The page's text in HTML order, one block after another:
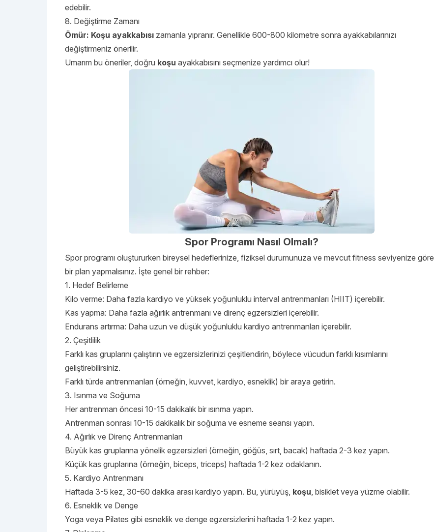
edebilir.
8. Değiştirme Zamanı
Ömür: Koşu ayakkabısı zamanla yıpranır. Genellikle 600-800 kilometre sonra ayakkabılarınızı
değiştirmeniz önerilir.
Umarım bu öneriler, doğru koşu ayakkabısını seçmenize yardımcı olur!
Spor Programı Nasıl Olmalı?
Spor programı oluştururken bireysel hedeflerinize, fiziksel durumunuza ve mevcut fitness seviyenize göre
bir plan yapmalısınız. İşte genel bir rehber:
1. Hedef Belirleme
Kilo verme: Daha fazla kardiyo ve yüksek yoğunluklu interval antrenmanları (HIIT) içerebilir.
Kas yapma: Daha fazla ağırlık antrenmanı ve direnç egzersizleri içerebilir.
Endurans artırma: Daha uzun ve düşük yoğunluklu kardiyo antrenmanları içerebilir.
2. Çeşitlilik
Farklı kas gruplarını çalıştırın ve egzersizlerinizi çeşitlendirin, böylece vücudun farklı kısımlarını
geliştirebilirsiniz.
Farklı türde antrenmanları (örneğin, kuvvet, kardiyo, esneklik) bir araya getirin.
3. Isınma ve Soğuma
Her antrenman öncesi 10-15 dakikalık bir ısınma yapın.
Antrenman sonrası 10-15 dakikalık bir soğuma ve esneme seansı yapın.
4. Ağırlık ve Direnç Antrenmanları
Büyük kas gruplarına yönelik egzersizleri (örneğin, göğüs, sırt, bacak) haftada 2-3 kez yapın.
Küçük kas gruplarına (örneğin, biceps, triceps) haftada 1-2 kez odaklanın.
5. Kardiyo Antrenmanı
Haftada 3-5 kez, 30-60 dakika arası kardiyo yapın. Bu, yürüyüş, koşu, bisiklet veya yüzme olabilir.
6. Esneklik ve Denge
Yoga veya Pilates gibi esneklik ve denge egzersizlerini haftada 1-2 kez yapın.